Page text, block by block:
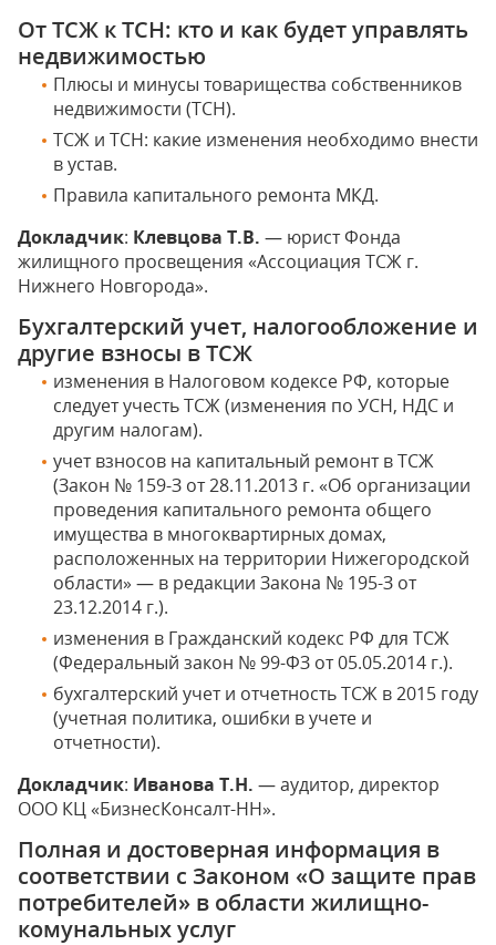
От ТСЖ к ТСН: кто и как будет управлять
недвижимостью
Плюсы и минусы товарищества собственников
недвижимости (ТСН).
ТСЖ и ТСН: какие изменения необходимо внести
в устав.
Правила капитального ремонта МКД.
Докладчик: Клевцова Т.В. — юрист Фонда
жилищного просвещения «Ассоциация ТСЖ г.
Нижнего Новгорода».
Бухгалтерский учет, налогообложение и
другие взносы в ТСЖ
изменения в Налоговом кодексе РФ, которые
следует учесть ТСЖ (изменения по УСН, НДС и
другим налогам).
учет взносов на капитальный ремонт в ТСЖ
(Закон № 159-З от 28.11.2013 г. «Об организации
проведения капитального ремонта общего
имущества в многоквартирных домах,
расположенных на территории Нижегородской
области» — в редакции Закона № 195-З от
23.12.2014 г.).
изменения в Гражданский кодекс РФ для ТСЖ
(Федеральный закон № 99-ФЗ от 05.05.2014 г.).
бухгалтерский учет и отчетность ТСЖ в 2015 году
(учетная политика, ошибки в учете и
отчетности).
Докладчик: Иванова Т.Н. — аудитор, директор
ООО КЦ «БизнесКонсалт-НН».
Полная и достоверная информация в
соответствии с Законом «О защите прав
потребителей» в области жилищно-
комунальных услуг